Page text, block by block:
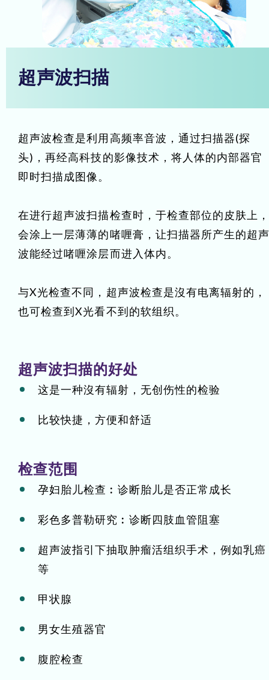
超声波扫描
超声波检查是利用高频率音波，通过扫描器(探
头)，再经高科技的影像技术，将人体的内部器官
即时扫描成图像。
在进行超声波扫描检查时，于检查部位的皮肤上
会涂上一层薄薄的啫喱膏，让扫描器所产生的超
波能经过啫喱涂层而进入体内。
与X光检查不同，超声波检查是沒有电离辐射的，
也可检查到X光看不到的软组织。
超声波扫描的好处
这是一种沒有辐射，无创伤性的检验
比较快捷，方便和舒适
检查范围
孕妇胎儿检查︰诊断胎儿是否正常成长
彩色多普勒研究︰诊断四肢血管阻塞
超声波指引下抽取肿瘤活组织手术，例如乳癌
等
甲状腺
男女生殖器官
腹腔检查